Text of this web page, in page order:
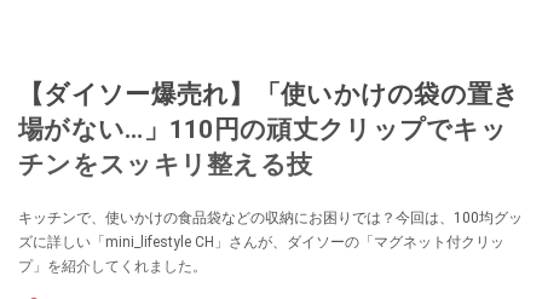
【ダイソー爆売れ】「使いかけの袋の置き
場がない…」110円の頑丈クリップでキッ
チンをスッキリ整える技
キッチンで、使いかけの食品袋などの収納にお困りでは？今回は、100均グッ
ズに詳しい「mini_lifestyle CH」さんが、ダイソーの「マグネット付クリッ
プ」を紹介してくれました。